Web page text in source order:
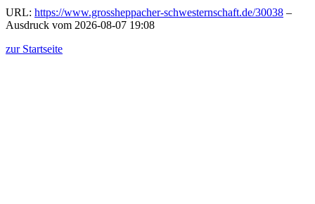
URL: https://www.grossheppacher-schwesternschaft.de/30038 –
Ausdruck vom 2026-08-07 19:08
zur Startseite